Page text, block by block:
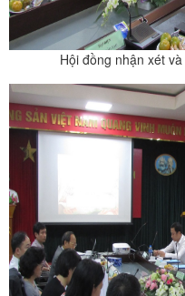
Hội đồng nhận xét